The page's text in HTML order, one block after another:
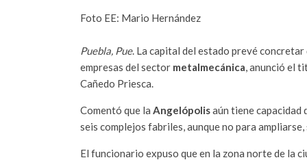
Foto EE: Mario Hernández
Puebla, Pue. La capital del estado prevé
empresas del sector metalmecánica, anunció el
Cañedo Priesca.
Comentó que la Angelópolisaún tiene capacidad
seis complejos fabriles, aunque no para
El funcionario expuso que en la zona norte de la